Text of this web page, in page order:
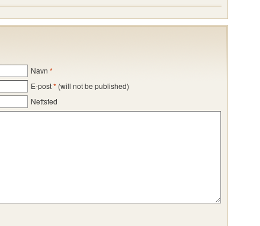
Navn *
E-post* (will not be published)
Nettsted